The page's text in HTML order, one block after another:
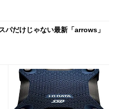
パだけじゃない最新「arrows」